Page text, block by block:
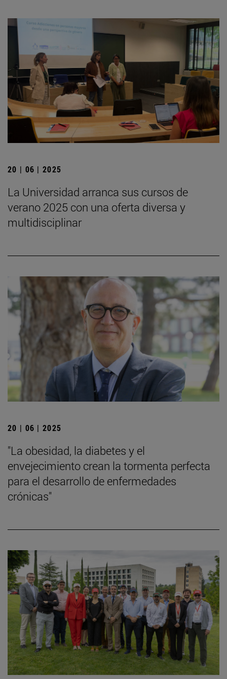
20 | 06 | 2025
La Universidad arranca sus cursos de
verano 2025 con una oferta diversa y
multidisciplinar
20 | 06 | 2025
"La obesidad, la diabetes y el
envejecimiento crean la tormenta perfecta
para el desarrollo de enfermedades
crónicas"